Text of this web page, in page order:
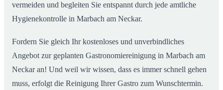
vermeiden und begleiten Sie entspannt durch jede amtliche
Hygienekontrolle in Marbach am Neckar.
Fordern Sie gleich Ihr kostenloses und unverbindliches
Angebot zur geplanten Gastronomiereinigung in Marbach am
Neckar an! Und weil wir wissen, dass es immer schnell gehen
muss, erfolgt die Reinigung Ihrer Gastro zum Wunschtermin.